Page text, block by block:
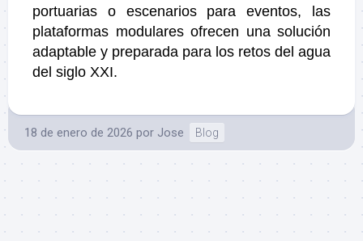
portuarias o escenarios para eventos, las
plataformas modulares ofrecen una solución
adaptable y preparada para los retos del agua
del siglo XXI.
18 de enero de 2026 por Jose Blog